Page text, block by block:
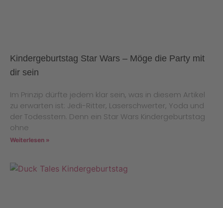
Kindergeburtstag Star Wars – Möge die Party mit
dir sein
Im Prinzip dürfte jedem klar sein, was in diesem Artikel
zu erwarten ist: Jedi-Ritter, Laserschwerter, Yoda und
der Todesstern. Denn ein Star Wars Kindergeburtstag
ohne
Weiterlesen »